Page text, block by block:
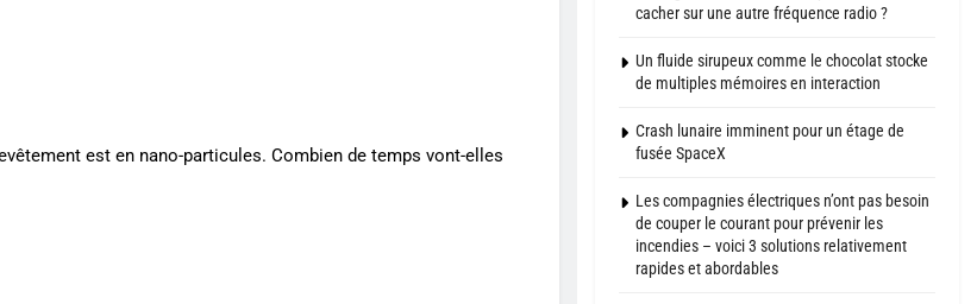
est en nano-particules. Combien de temps vont-elles
cacher sur une autre fréquence radio ?
Un fluide sirupeux comme le chocolat stocke
de multiples mémoires en interaction
Crash lunaire imminent pour un étage de
fusée SpaceX
Les compagnies électriques n’ont pas besoin
de couper le courant pour prévenir les
incendies – voici 3 solutions relativement
rapides et abordables